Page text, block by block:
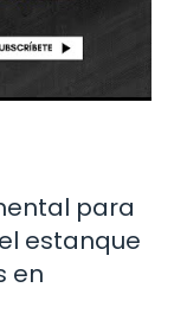
para
estanque
en